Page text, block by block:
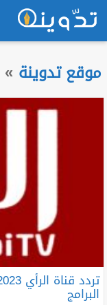
موقع تدوينة »
البرامج